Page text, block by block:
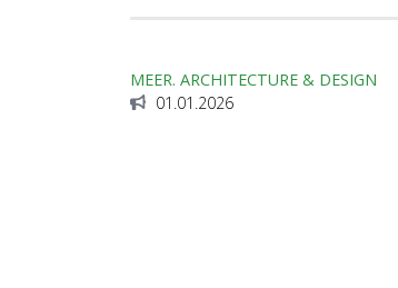
MEER. ARCHITECTURE & DESIGN
01.01.2026